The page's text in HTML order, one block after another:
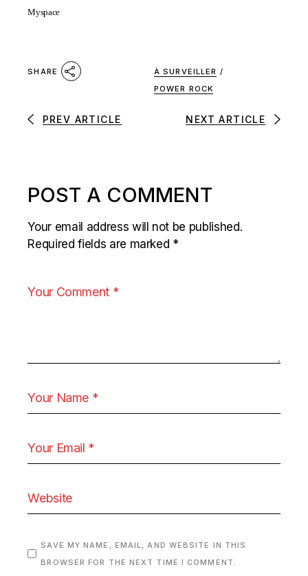
Myspace
SHARE À SURVEILLER /
POWER ROCK
PREV ARTICLE NEXT ARTICLE
POST A COMMENT
Your email address will not be published.
Required fields are marked *
SAVE MY NAME, EMAIL, AND WEBSITE IN THIS
BROWSER FOR THE NEXT TIME I COMMENT.